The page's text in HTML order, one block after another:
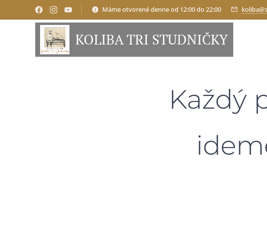
Máme otvorené denne od 12:00 do 22:00
KOLIBA TRI STUDNIČKY
Každý